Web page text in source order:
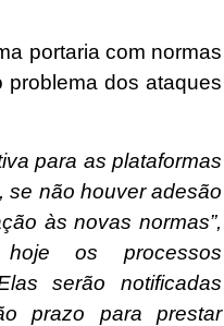
portaria com normas
problema dos ataques
para as plataformas
se não houver adesão
às novas normas”,
hoje os processos
serão notificadas
prazo para prestar